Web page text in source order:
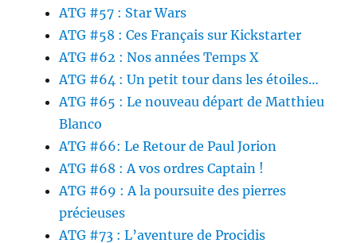
ATG #57 : Star Wars
ATG #58 : Ces Français sur Kickstarter
ATG #62 : Nos années Temps X
ATG #64 : Un petit tour dans les étoiles…
ATG #65 : Le nouveau départ de Matthieu
Blanco
ATG #66: Le Retour de Paul Jorion
ATG #68 : A vos ordres Captain !
ATG #69 : A la poursuite des pierres
précieuses
ATG #73 : L’aventure de Procidis